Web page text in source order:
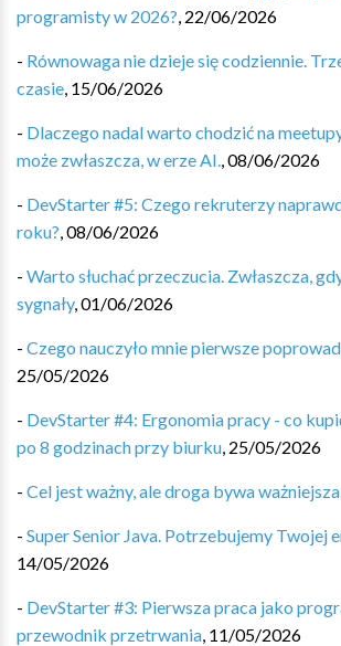
programisty w 2026?, 22/06/2026
- Równowaga nie dzieje się codziennie.
czasie, 15/06/2026
- Dlaczego nadal warto chodzić na
może zwłaszcza, w erze AI.,08/06/2026
- DevStarter #5: Czego rekruterzy
roku?,08/06/2026
- Warto słuchać przeczucia. Zwłaszcza,
sygnały,01/06/2026
- Czego nauczyło mnie pierwsze
25/05/2026
- DevStarter #4: Ergonomia pracy - co
po 8 godzinach przy biurku, 25/05/2026
- Cel jest ważny, ale droga bywa ważniejsza
- Super Senior Java. Potrzebujemy Twojej
14/05/2026
- DevStarter #3: Pierwsza praca jako
przewodnik przetrwania, 11/05/2026